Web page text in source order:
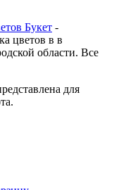
Букет -
цветов в в
области. Все
для